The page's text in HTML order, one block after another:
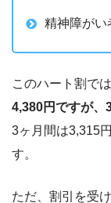
精神障がい
このハート割で
4,380円ですが、
3ヶ月間は3,315
す。
ただ、割引を受